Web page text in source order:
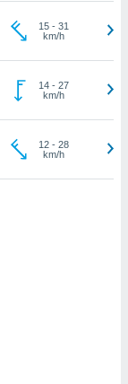
15- 31
km/h
14- 27
km/h
12- 28
km/h